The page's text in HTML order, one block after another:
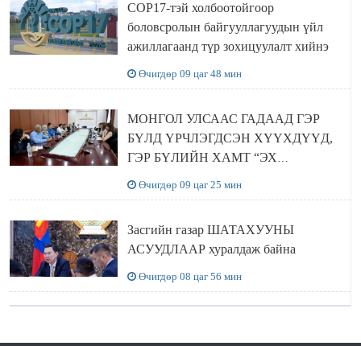
COP17-тэй холбоотойгоор
боловсролын байгууллагуудын үйл
ажиллагаанд түр зохицуулалт хийнэ
Өчигдөр 09 цаг 48 мин
МОНГОЛ УЛСААС ГАДААД ГЭР
БҮЛД ҮРЧЛЭГДСЭН ХҮҮХДҮҮД,
ГЭР БҮЛИЙН ХАМТ “ЭХ
Өчигдөр 09 цаг 25 мин
Засгийн газар ШАТАХУУНЫ
АСУУДЛААР хуралдаж байна
Өчигдөр 08 цаг 56 мин